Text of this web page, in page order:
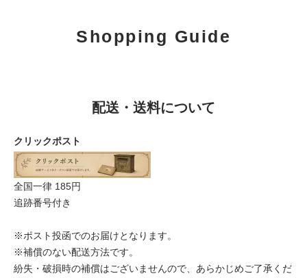
Shopping Guide
配送・送料について
クリックポスト
全国一律 185円
追跡番号付き
※ポスト投函でのお届けとなります。
※補償のない配送方法です。
紛失・破損時の補償はございませんので、あらかじめご了承くだ